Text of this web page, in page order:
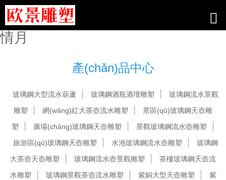
56pao国产成视_福利免费精选极品_
欧美激情中文字幕_丁香五月综合缴
情月
產(chǎn)品中心
玻璃鋼大型流水葫蘆 玻璃鋼酒瓶酒壇雕塑
玻璃鋼流水景觀
雕塑
網(wǎng)紅大茶壺流水雕塑
景區(qū)玻璃鋼天壺雕
塑
廣場(chǎng)玻璃鋼天壺雕塑
景觀玻璃鋼流水壺雕塑
旅游區(qū)玻璃鋼天壺雕塑
水池玻璃鋼流水壺雕塑
玻璃鋼
大茶壺天壺雕塑
玻璃鋼流水壺景觀雕塑
茶樓玻璃鋼天壺流
水雕塑
玻璃鋼景觀茶壺流水雕塑 紫銅大型天壺雕塑
紫